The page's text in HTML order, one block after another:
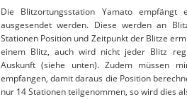
Die Blitzortungsstation Yamato
ausgesendet werden. Diese werden an
Stationen Position und Zeitpunkt der Blitze
einem Blitz, auch wird nicht jeder Blitz
Auskunft (siehe unten). Zudem müssen
empfangen, damit daraus die Position
nur 14 Stationen teilgenommen, so wird dies